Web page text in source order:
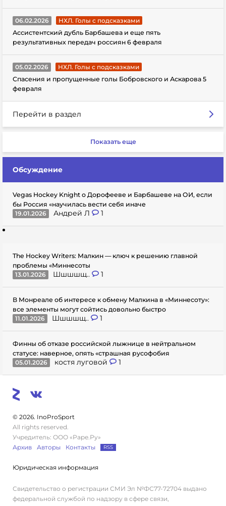
06.02.2026
НХЛ. Голы с подсказками
Ассистентский дубль Барбашева и еще пять
результативных передач россиян 6 февраля
05.02.2026
НХЛ. Голы с подсказками
Спасения и пропущенные голы Бобровского и Аскарова 5
февраля
Перейти в раздел
Показать еще
Обсуждение
Vegas Hockey Knight о Дорофееве и Барбашеве на ОИ, если
бы Россия «научилась вести себя иначе
19.01.2026
Андрей Л 1
The Hockey Writers: Малкин — ключ к решению главной
проблемы «Миннесоты
13.01.2026
Шшшшщ.. 1
В Монреале об интересе к обмену Малкина в «Миннесоту»:
все элементы могут сойтись довольно быстро
11.01.2026
Шшшшщ.. 1
Финны об отказе российской лыжнице в нейтральном
статусе: наверное, опять «страшная русофобия
05.01.2026
костя луговой 1
© 2026. InoProSport
All rights reserved.
Учредитель: ООО «Раре.Ру»
Архив
Авторы Контакты RSS
Юридическая информация
Свидетельство о регистрации СМИ Эл №ФС77-72704 выдано
федеральной службой по надзору в сфере связи,